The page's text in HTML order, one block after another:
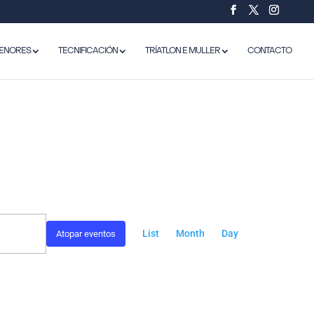
TECNIFICACIÓN TRÍATLON E MULLER CONTACTO
Atopar eventos DE
List Month Day